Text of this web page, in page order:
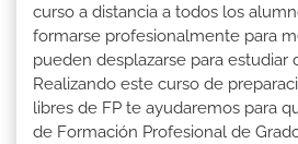
curso a distancia a todos los
formarse profesionalmente para
pueden desplazarse para estudiar
Realizando este curso de
libres de FP te ayudaremos para
de Formación Profesional de